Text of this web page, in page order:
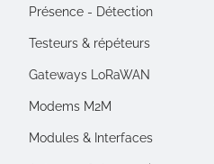
Présence - Détection
Testeurs & répéteurs
Gateways LoRaWAN
Modems M2M
Modules & Interfaces